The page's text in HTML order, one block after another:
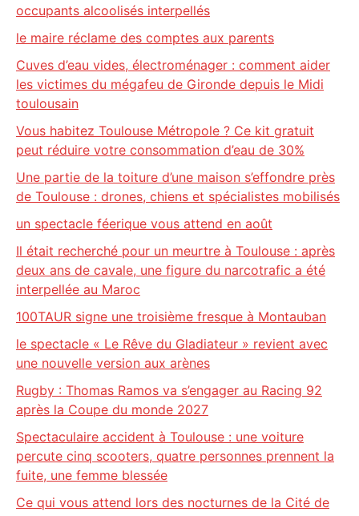
occupants alcoolisés interpellés
le maire réclame des comptes aux parents
Cuves d’eau vides, électroménager : comment aider
les victimes du mégafeu de Gironde depuis le Midi
toulousain
Vous habitez Toulouse Métropole ? Ce kit gratuit
peut réduire votre consommation d’eau de 30%
Une partie de la toiture d’une maison s’effondre près
de Toulouse : drones, chiens et spécialistes mobilisés
un spectacle féerique vous attend en août
Il était recherché pour un meurtre à Toulouse : après
deux ans de cavale, une figure du narcotrafic a été
interpellée au Maroc
100TAUR signe une troisième fresque à Montauban
le spectacle « Le Rêve du Gladiateur » revient avec
une nouvelle version aux arènes
Rugby : Thomas Ramos va s’engager au Racing 92
après la Coupe du monde 2027
Spectaculaire accident à Toulouse : une voiture
percute cinq scooters, quatre personnes prennent la
fuite, une femme blessée
Ce qui vous attend lors des nocturnes de la Cité de